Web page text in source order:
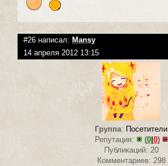
#26 написал: Mansy
14 апреля 2012 13:15
Группа: Посетители
Репутация:
(0| 0)
Публикаций: 20
Комментариев: 298